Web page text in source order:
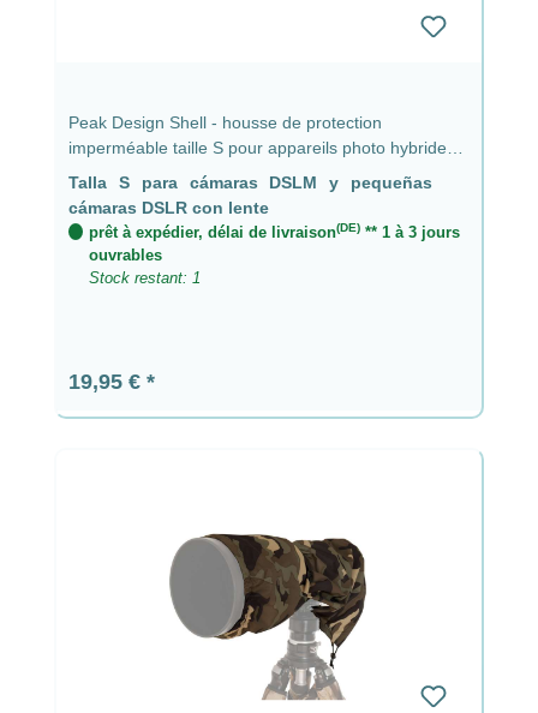
Peak Design Shell - housse de protection
imperméable taille S pour appareils photo hybrides
et petits reflex avec objectif jusqu'à 9 cm
Talla S para cámaras DSLM y pequeñas
cámaras DSLR con lente
prêt à expédier, délai de livraison(DE)** 1 à 3 jours
ouvrables
Stock restant: 1
Prix régulier :
19,95 €